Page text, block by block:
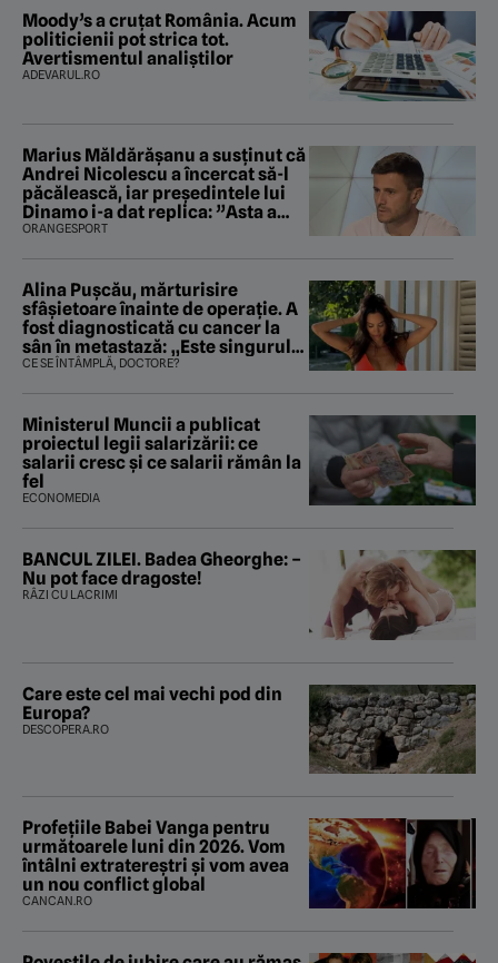
Moody’s a cruțat România. Acum
politicienii pot strica tot.
Avertismentul analiștilor
ADEVARUL.RO
Marius Măldărăşanu a susţinut că
Andrei Nicolescu a încercat să-l
păcălească, iar preşedintele lui
Dinamo i-a dat replica: ”Asta a
fost istoria”
ORANGESPORT
Alina Pușcău, mărturisire
sfâșietoare înainte de operație. A
fost diagnosticată cu cancer la
sân în metastază: „Este singurul
tratament care o să mă ajute să
CE SE ÎNTÂMPLĂ, DOCTORE?
Ministerul Muncii a publicat
proiectul legii salarizării: ce
salarii cresc și ce salarii rămân la
fel
ECONOMEDIA
BANCUL ZILEI. Badea Gheorghe: –
Nu pot face dragoste!
RÂZI CU LACRIMI
Care este cel mai vechi pod din
Europa?
DESCOPERA.RO
Profețiile Babei Vanga pentru
următoarele luni din 2026. Vom
întâlni extratereștri și vom avea
un nou conflict global
CANCAN.RO